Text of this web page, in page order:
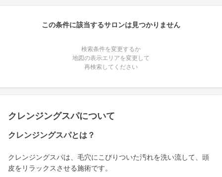
この条件に該当するサロンは見つかりません
検索条件を変更するか
地図の表示エリアを変更して
再検索してください
クレンジングスパについて
クレンジングスパとは？
クレンジングスパは、毛穴にこびりついた汚れを洗い流して、頭
皮をリラックスさせる施術です。